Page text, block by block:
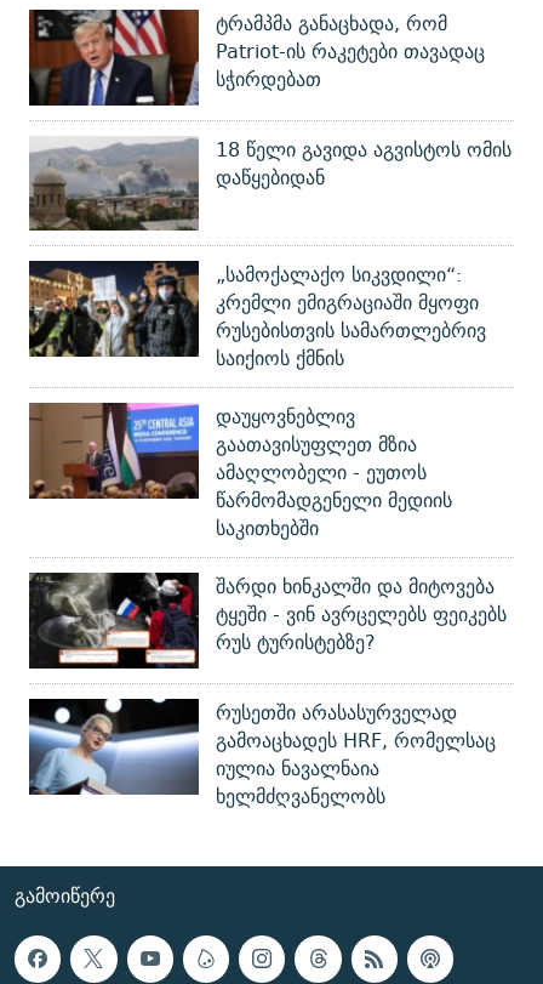
ტრამპმა განაცხადა, რომ
Patriot-ის რაკეტები თავადაც
სჭირდებათ
18 წელი გავიდა აგვისტოს ომის
დაწყებიდან
„სამოქალაქო სიკვდილი“:
კრემლი ემიგრაციაში მყოფი
რუსებისთვის სამართლებრივ
საიქიოს ქმნის
დაუყოვნებლივ
გაათავისუფლეთ მზია
ამაღლობელი - ეუთოს
წარმომადგენელი მედიის
საკითხებში
შარდი ხინკალში და მიტოვება
ტყეში - ვინ ავრცელებს ფეიკებს
რუს ტურისტებზე?
რუსეთში არასასურველად
გამოაცხადეს HRF, რომელსაც
იულია ნავალნაია
ხელმძღვანელობს
ᲒᲐᲛᲝᲘᲬᲔᲠᲔ